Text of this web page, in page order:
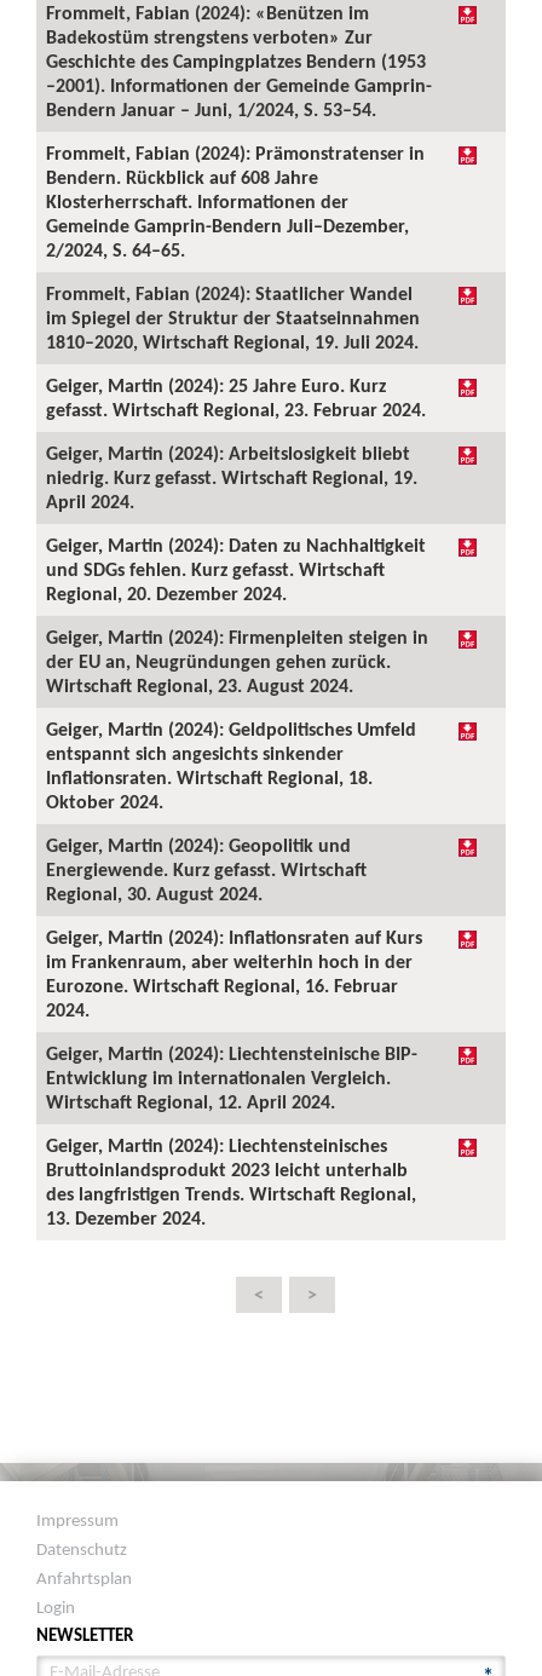
Frommelt, Fabian (2024): «Benützen im
Badekostüm strengstens verboten» Zur
Geschichte des Campingplatzes Bendern (1953
–2001). Informationen der Gemeinde Gamprin-
Bendern Januar – Juni, 1/2024, S. 53–54.
Frommelt, Fabian (2024): Prämonstratenser in
Bendern. Rückblick auf 608 Jahre
Klosterherrschaft. Informationen der
Gemeinde Gamprin-Bendern Juli–Dezember,
2/2024, S. 64–65.
Frommelt, Fabian (2024): Staatlicher Wandel
im Spiegel der Struktur der Staatseinnahmen
1810–2020, Wirtschaft Regional, 19. Juli 2024.
Geiger, Martin (2024): 25 Jahre Euro. Kurz
gefasst. Wirtschaft Regional, 23. Februar 2024.
Geiger, Martin (2024): Arbeitslosigkeit bliebt
niedrig. Kurz gefasst. Wirtschaft Regional, 19.
April 2024.
Geiger, Martin (2024): Daten zu Nachhaltigkeit
und SDGs fehlen. Kurz gefasst. Wirtschaft
Regional, 20. Dezember 2024.
Geiger, Martin (2024): Firmenpleiten steigen in
der EU an, Neugründungen gehen zurück.
Wirtschaft Regional, 23. August 2024.
Geiger, Martin (2024): Geldpolitisches Umfeld
entspannt sich angesichts sinkender
Inflationsraten. Wirtschaft Regional, 18.
Oktober 2024.
Geiger, Martin (2024): Geopolitik und
Energiewende. Kurz gefasst. Wirtschaft
Regional, 30. August 2024.
Geiger, Martin (2024): Inflationsraten auf Kurs
im Frankenraum, aber weiterhin hoch in der
Eurozone. Wirtschaft Regional, 16. Februar
2024.
Geiger, Martin (2024): Liechtensteinische BIP-
Entwicklung im internationalen Vergleich.
Wirtschaft Regional, 12. April 2024.
Geiger, Martin (2024): Liechtensteinisches
Bruttoinlandsprodukt 2023 leicht unterhalb
des langfristigen Trends. Wirtschaft Regional,
13. Dezember 2024.
< >
Impressum
Datenschutz
Anfahrtsplan
Login
NEWSLETTER